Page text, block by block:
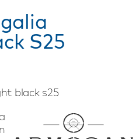
S25
black s25